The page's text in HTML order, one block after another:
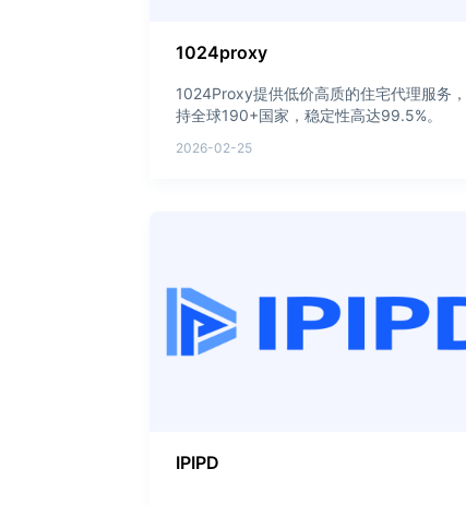
1024proxy
1024Proxy提供低价高质的住宅代理服务
持全球190+国家，稳定性高达99.5%。
2026-02-25
IPIPD